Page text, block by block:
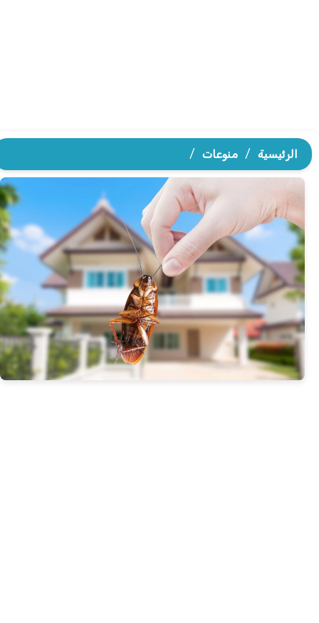
الرئيسية / منوعات /